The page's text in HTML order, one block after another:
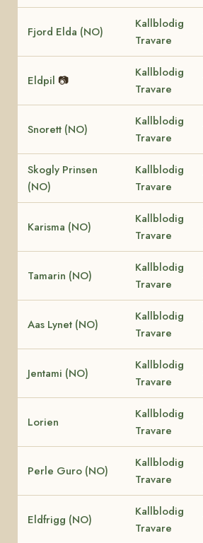
Fjord Elda (NO)
Kallblodig
Travare
Eldpil 📷
Kallblodig
Travare
Snorett (NO)
Kallblodig
Travare
Skogly Prinsen
(NO)
Kallblodig
Travare
Karisma (NO)
Kallblodig
Travare
Tamarin (NO)
Kallblodig
Travare
Aas Lynet (NO)
Kallblodig
Travare
Jentami (NO)
Kallblodig
Travare
Lorien
Kallblodig
Travare
Perle Guro (NO)
Kallblodig
Travare
Eldfrigg (NO)
Kallblodig
Travare